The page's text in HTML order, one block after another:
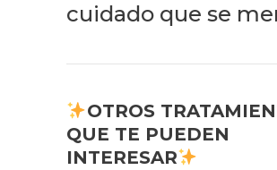
cuidado que se
OTROS
QUE TE PUEDEN
INTERESAR